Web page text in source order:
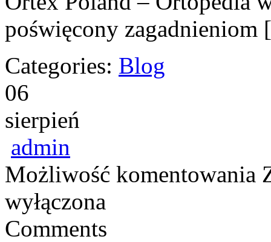
poświęcony
Categories: Blog
06
sierpień
admin
Możliwość komentowania
wyłączona
Comments